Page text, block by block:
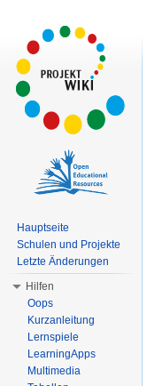
Hauptseite
Schulen und Projekte
Letzte Änderungen
Hilfen
Oops
Kurzanleitung
Lernspiele
LearningApps
Multimedia